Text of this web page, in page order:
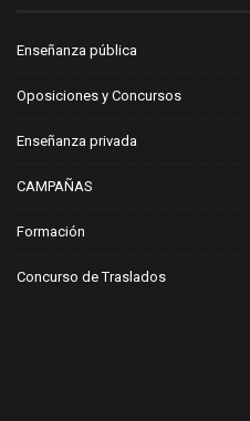
Enseñanza pública
Oposiciones y Concursos
Enseñanza privada
CAMPAÑAS
Formación
Concurso de Traslados